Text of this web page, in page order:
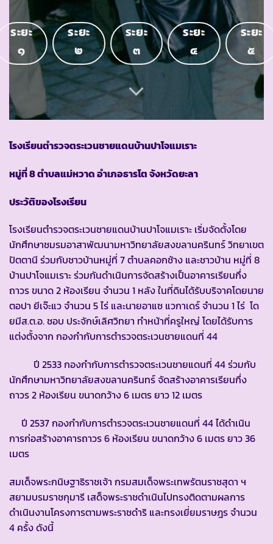
ระยะ
๑
ระยะ
๒
ระยะ
๓
ระยะ
๔
ระยะ
๕
โรงเรียนตำรวจตระเวนชายแดนบ้านปาโจแมเราะ
หมู่ที่ 8 ตำบลแม่หวาด อำเภอธารโต จังหวัดยะลา
ประวัติของโรงเรียน
โรงเรียนตำรวจตระเวนชายแดนบ้านปาโจแมเราะ เริ่มจัดตั้งโดย
นักศึกษาชมรมอาสาพัฒนามหาวิทยาลัยสงขลานครินทร์ วิทยาเขต
ปัตตานี ร่วมกับชาวบ้านหมู่ที่ 7 ตำบลคอกช้าง และชาวบ้าน หมู่ที่ 8
บ้านปาโจแมเราะ ร่วมกันดำเนินการจัดสร้างเป็นอาคารเรียนกึ่ง
ถาวร ขนาด 2 ห้องเรียน จำนวน 1 หลัง ในที่ดินได้รับบริจาคโดยนาย
ตอปา ยีเจ๊ะแว จำนวน 5 ไร่ และนายอาแซ แวกาเดร์ จำนวน 1 ไร่ โด
ยมีส.ต.อ. ชอบ ประจักษ์เลิศวิทยา ทำหน้าที่ครูใหญ่ โดยได้รับการ
แต่งตั้งจาก กองกำกับการตำรวจตระเวนชายแดนที่ 44
ปี 2533 กองกำกับการตำรวจตระเวนชายแดนที่ 44 ร่วมกับ
นักศึกษามหาวิทยาลัยสงขลานครินทร์ จัดสร้างอาคารเรียนกึ่ง
ถาวร 2 ห้องเรียน ขนาดกว้าง 6 เมตร ยาว 12 เมตร
ปี 2537 กองกำกับการตำรวจตระเวนชายแดนที่ 44 ได้ดำเนิน
การก่อสร้างอาคารถาวร 6 ห้องเรียน ขนาดกว้าง 6 เมตร ยาว 36
เมตร
สมเด็จพระกนิษฐาธิราชเจ้า กรมสมเด็จพระเทพรัตนราชสุดา ฯ
สยามบรมราชกุมารี เสด็จพระราชดำเนินไปทรงติดตามผลการ
ดำเนินงานโครงการตามพระราชดำริ และทรงเยี่ยมราษฎร จำนวน
4 ครั้ง ดังนี้